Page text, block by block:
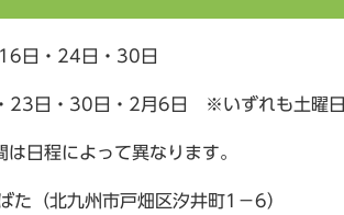
日・24日・30日
23日・30日・2月6日 ※いずれも土曜日
程によって異なります。
（北九州市戸畑区汐井町1－6）